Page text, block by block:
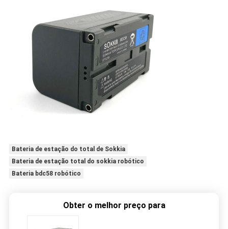
Bateria de estação do total de Sokkia
Bateria de estação total do sokkia robótico
Bateria bdc58 robótico
Obter o melhor preço para